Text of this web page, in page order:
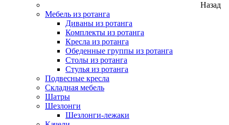
Назад
Мебель из ротанга
Диваны из ротанга
Комплекты из ротанга
Кресла из ротанга
Обеденные группы из ротанга
Столы из ротанга
Стулья из ротанга
Подвесные кресла
Складная мебель
Шатры
Шезлонги
Шезлонги-лежаки